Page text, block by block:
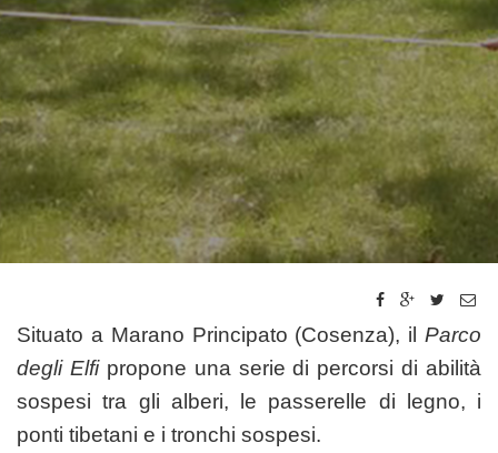
Situato a Marano Principato (Cosenza), il Parco
degli Elfipropone una serie di percorsi di abilità
sospesi tra gli alberi, le passerelle di legno, i
ponti tibetani e i tronchi sospesi.